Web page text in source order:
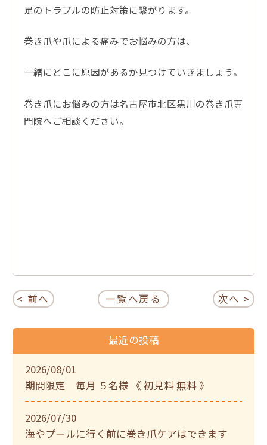
足のトラブルの防止対策に繋がります。
巻き爪や爪による痛みでお悩みの方は、
一緒にどこに原因があるか見つけていきましょう。
巻き爪にお悩みの方は名古屋市北区黒川の巻き爪専
門院へご相談ください。
< 前へ 一覧へ戻る 次へ >
最近の投稿
2026/08/01
期間限定 毎月 ５名様 《 初見料 無料 》
2026/07/30
海やプールに行く前に巻き爪ケアはできます